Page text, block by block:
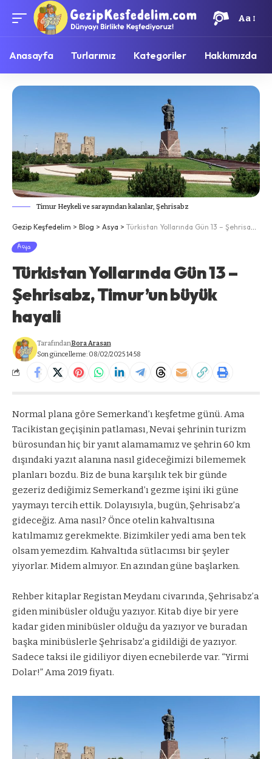
Aa
Anasayfa Turlarımız Kategoriler Hakkımızda
Timur Heykeli ve sarayından kalanlar, Şehrisabz
Gezip Keşfedelim > Blog > Asya > Türkistan Yollarında Gün 13 – Şehrisabz, Timur’un büyük hayali
Asya
Türkistan Yollarında Gün 13 –
Şehrisabz, Timur’un büyük
hayali
Son güncelleme: 08/02/2025 14:58
TarafındanBora Arasan
Normal plana göre Semerkand’ı keşfetme günü. Ama
Tacikistan geçişinin patlaması, Nevai şehrinin turizm
bürosundan hiç bir yanıt alamamamız ve şehrin 60 km
dışındaki yazıt alanına nasıl gideceğimizi bilememek
planları bozdu. Biz de buna karşılık tek bir günde
gezeriz dediğimiz Semerkand’ı gezme işini iki güne
yaymayı tercih ettik. Dolayısıyla, bugün, Şehrisabz’a
gideceğiz. Ama nasıl? Önce otelin kahvaltısına
katılmamız gerekmekte. Bizimkiler yedi ama ben tek
olsam yemezdim. Kahvaltıda sütlacımsı bir şeyler
yiyorlar. Midem almıyor. En azından güne başlarken.
Rehber kitaplar Registan Meydanı civarında, Şehrisabz’a
giden minibüsler olduğu yazıyor. Kitab diye bir yere
kadar giden minibüsler olduğu da yazıyor ve buradan
başka minibüslerle Şehrisabz’a gidildiği de yazıyor.
Sadece taksi ile gidiliyor diyen ecnebilerde var. “Yirmi
Dolar!” Ama 2019 fiyatı.